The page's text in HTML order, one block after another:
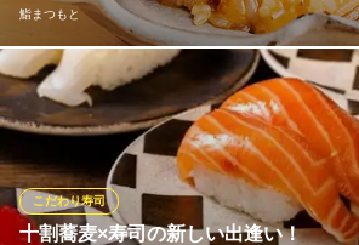
鮨まつもと
振る舞うのは＜おまかせコース＞のみ。そ
の素揚げ、梅干をのせた茶碗蒸し、ムラサ
アオリイカで巻いた2種類のウニ食べ比べな
待ちかねの伝統かつ正統な江戸前握りが登
自家製塩をまぶした独自の味わい方も「鮨
魅力。
十割蕎麦×寿司の新しい出逢い！
こだわり寿司